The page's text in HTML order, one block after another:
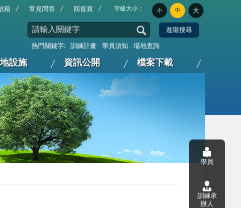
箱 常見問答 回首頁 字級大小： 小 中 大
熱門關鍵字: 訓練計畫 學員須知 場地查詢
設施 資訊公開 檔案下載
學員
訓練承
辦人